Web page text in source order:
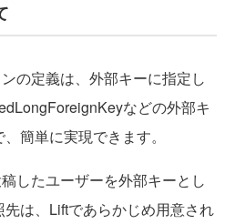
の定義は、外部キーに指定し
などの外部キ
簡単に実現できます。
したユーザーを外部キーとし
は、Liftであらかじめ用意され